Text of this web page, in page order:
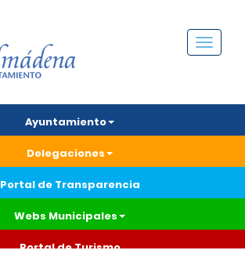
Menú
Ayuntamiento
Delegaciones
Portal de Transparencia
Webs Municipales
Portal de Turismo